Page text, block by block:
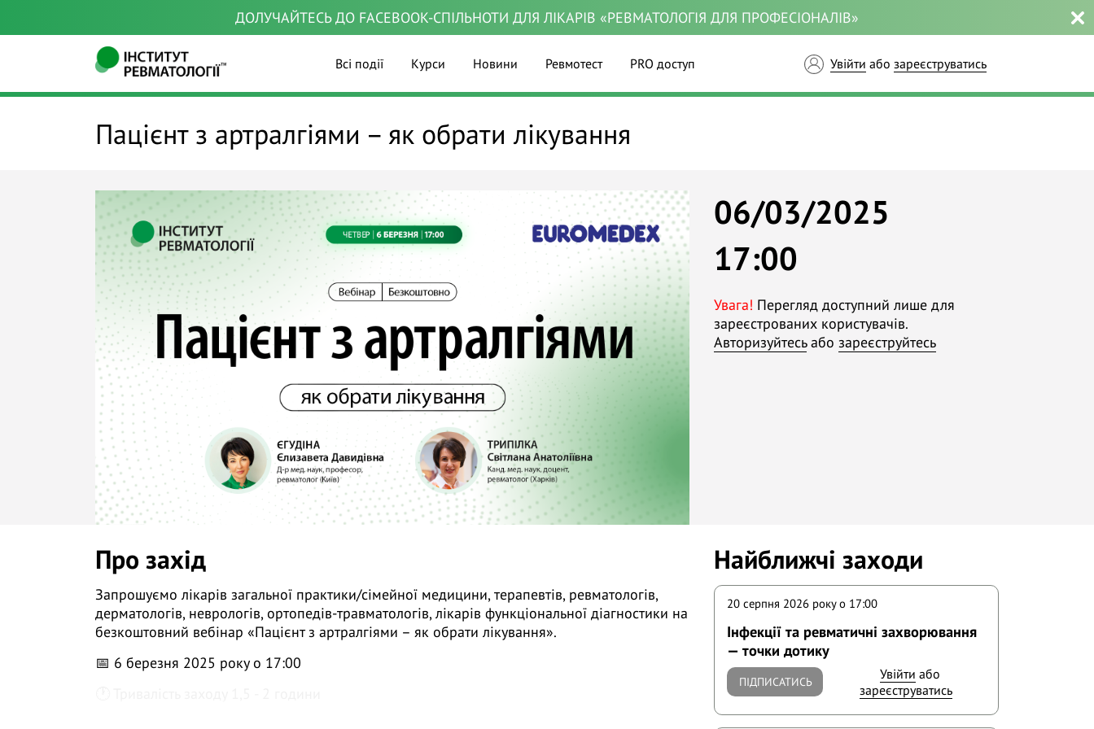
ДОЛУЧАЙТЕСЬ ДО FACEBOOK-СПІЛЬНОТИ ДЛЯ ЛІКАРІВ «РЕВМАТОЛОГІЯ ДЛЯ ПРОФЕСІОНАЛІВ»
Всі події Курси Новини Ревмотест PRO доступ Увійти або зареєструватись
Пацієнт з артралгіями – як обрати лікування
06/03/2025
17:00
Увага! Перегляд доступний лише для
зареєстрованих користувачів.
Авторизуйтесьабо зареєструйтесь
Про захід
Запрошуємо лікарів загальної практики/сімейної медицини, терапевтів, ревматологів,
дерматологів, неврологів, ортопедів-травматологів, лікарів функціональної діагностики на
безкоштовний вебінар «Пацієнт з артралгіями – як обрати лікування».
📅 6 березня 2025 року о 17:00
Найближчі заходи
20 серпня 2026 року o 17:00
Інфекції та ревматичні захворювання
— точки дотику
ПІДПИСАТИСЬ Увійти або
зареєструватись